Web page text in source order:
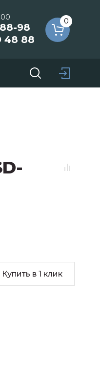
98
48 88
0
Купить в 1 клик